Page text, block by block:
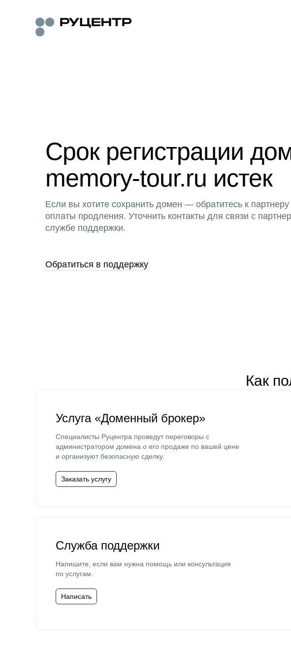
Срок регистрации
memory-tour.ru истек
Если вы хотите сохранить домен — обратитесь к
оплаты продления. Уточнить контакты для связи с
службе поддержки.
Обратиться в поддержку
Как
Услуга «Доменный брокер»
Специалисты Руцентра проведут переговоры с
администратором домена о его продаже по вашей цене
и организуют безопасную сделку.
Заказать услугу
Служба поддержки
Напишите, если вам нужна помощь или консультация
по услугам.
Написать